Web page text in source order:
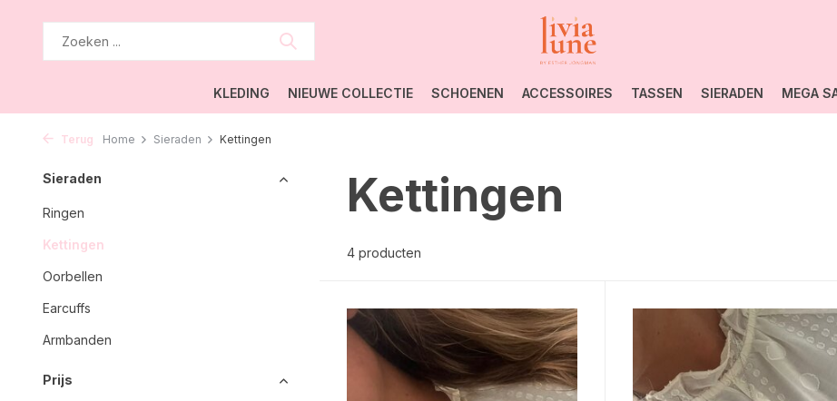
KLEDING NIEUWE COLLECTIE SCHOENEN ACCESSOIRES TASSEN SIERADEN MEGA
Terug Home Sieraden Kettingen
Sieraden
Ringen
Kettingen
Oorbellen
Earcuffs
Armbanden
Prijs
Kettingen
4 producten